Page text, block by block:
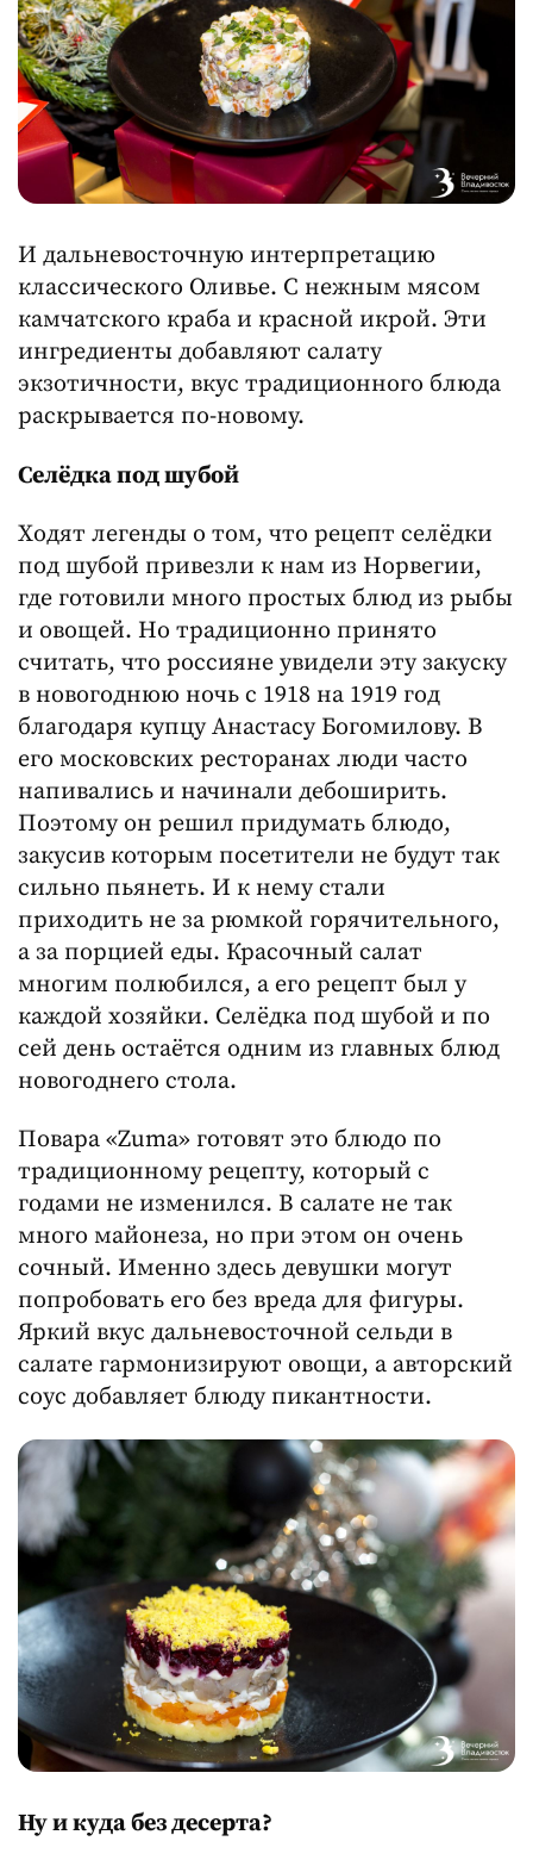
И дальневосточную интерпретацию
классического Оливье. С нежным мясом
камчатского краба и красной икрой. Эти
ингредиенты добавляют салату
экзотичности, вкус традиционного блюда
раскрывается по-новому.
Селёдка под шубой
Ходят легенды о том, что рецепт селёдки
под шубой привезли к нам из Норвегии,
где готовили много простых блюд из рыбы
и овощей. Но традиционно принято
считать, что россияне увидели эту закуску
в новогоднюю ночь с 1918 на 1919 год
благодаря купцу Анастасу Богомилову. В
его московских ресторанах люди часто
напивались и начинали дебоширить.
Поэтому он решил придумать блюдо,
закусив которым посетители не будут так
сильно пьянеть. И к нему стали
приходить не за рюмкой горячительного,
а за порцией еды. Красочный салат
многим полюбился, а его рецепт был у
каждой хозяйки. Селёдка под шубой и по
сей день остаётся одним из главных блюд
новогоднего стола.
Повара «Zuma» готовят это блюдо по
традиционному рецепту, который с
годами не изменился. В салате не так
много майонеза, но при этом он очень
сочный. Именно здесь девушки могут
попробовать его без вреда для фигуры.
Яркий вкус дальневосточной сельди в
салате гармонизируют овощи, а авторский
соус добавляет блюду пикантности.
Ну и куда без десерта?